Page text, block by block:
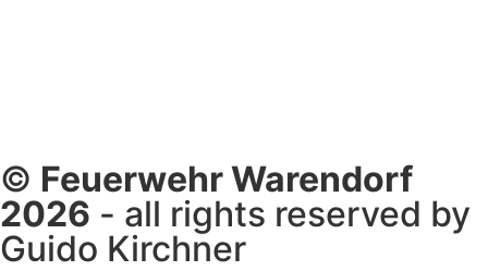
© Feuerwehr Warendorf
2026 - all rights reserved by
Guido Kirchner